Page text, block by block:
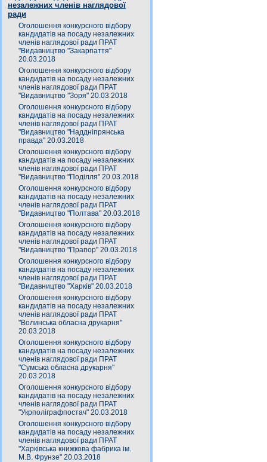
незалежних членів наглядової
ради
Оголошення конкурсного відбору
кандидатів на посаду незалежних
членів наглядової ради ПРАТ
"Видавництво "Закарпаття"
20.03.2018
Оголошення конкурсного відбору
кандидатів на посаду незалежних
членів наглядової ради ПРАТ
"Видавництво "Зоря" 20.03.2018
Оголошення конкурсного відбору
кандидатів на посаду незалежних
членів наглядової ради ПРАТ
"Видавництво "Наддніпрянська
правда" 20.03.2018
Оголошення конкурсного відбору
кандидатів на посаду незалежних
членів наглядової ради ПРАТ
"Видавництво "Поділля" 20.03.2018
Оголошення конкурсного відбору
кандидатів на посаду незалежних
членів наглядової ради ПРАТ
"Видавництво "Полтава" 20.03.2018
Оголошення конкурсного відбору
кандидатів на посаду незалежних
членів наглядової ради ПРАТ
"Видавництво "Прапор" 20.03.2018
Оголошення конкурсного відбору
кандидатів на посаду незалежних
членів наглядової ради ПРАТ
"Видавництво "Харків" 20.03.2018
Оголошення конкурсного відбору
кандидатів на посаду незалежних
членів наглядової ради ПРАТ
"Волинська обласна друкарня"
20.03.2018
Оголошення конкурсного відбору
кандидатів на посаду незалежних
членів наглядової ради ПРАТ
"Сумська обласна друкарня"
20.03.2018
Оголошення конкурсного відбору
кандидатів на посаду незалежних
членів наглядової ради ПРАТ
"Укрполіграфпостач" 20.03.2018
Оголошення конкурсного відбору
кандидатів на посаду незалежних
членів наглядової ради ПРАТ
"Харківська книжкова фабрика ім.
М.В. Фрунзе" 20.03.2018